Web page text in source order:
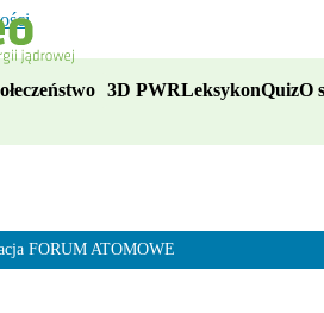
3D PWRLeksykonQuizO
FORUM ATOMOWE